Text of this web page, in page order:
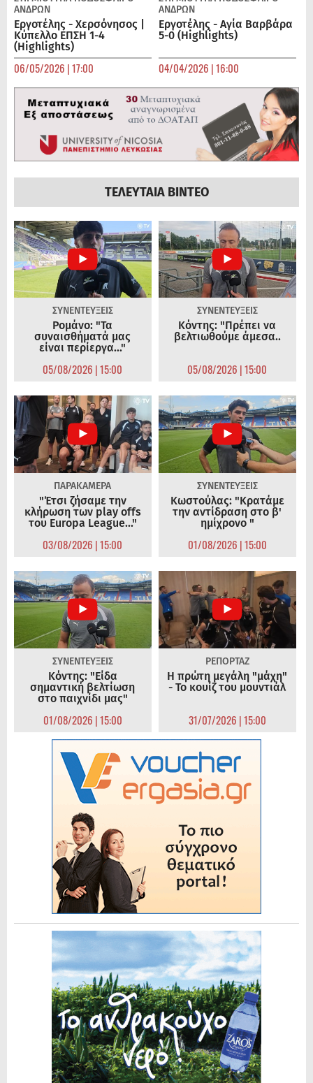
ΑΝΔΡΏΝ
Εργοτέλης - Χερσόνησος |
Κύπελλο ΕΠΣΗ 1-4
(Highlights)
06/05/2026 | 17:00
ΑΝΔΡΏΝ
Εργοτέλης - Αγία Βαρβάρα
5-0 (Highlights)
04/04/2026 | 16:00
ΤΕΛΕΥΤΑΙΑ ΒΙΝΤΕΟ
ΣΥΝΕΝΤΕΥΞΕΙΣ
Ρομάνο: "Τα
συναισθήματά μας
είναι περίεργα..."
05/08/2026 | 15:00
ΣΥΝΕΝΤΕΥΞΕΙΣ
Κόντης: "Πρέπει να
βελτιωθούμε άμεσα..
05/08/2026 | 15:00
ΠΑΡΑΚΑΜΕΡΑ
"Έτσι ζήσαμε την
κλήρωση των play offs
του Europa League..."
03/08/2026 | 15:00
ΣΥΝΕΝΤΕΥΞΕΙΣ
Κωστούλας: "Κρατάμε
την αντίδραση στο β'
ημίχρονο "
01/08/2026 | 15:00
ΣΥΝΕΝΤΕΥΞΕΙΣ
Κόντης: "Είδα
σημαντική βελτίωση
στο παιχνίδι μας"
01/08/2026 | 15:00
ΡΕΠΟΡΤΑΖ
Η πρώτη μεγάλη "μάχη"
- Το κουίζ του μουντιάλ
31/07/2026 | 15:00